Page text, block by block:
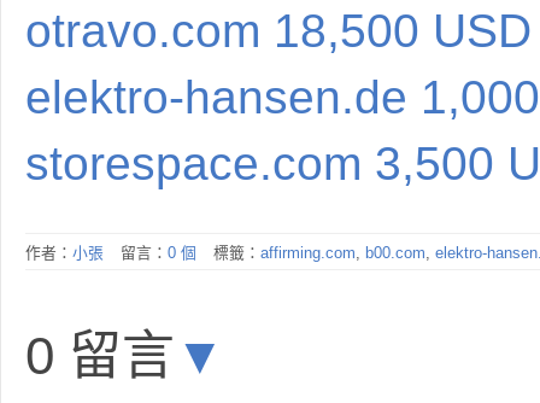
otravo.com 18,500 USD
elektro-hansen.de
storespace.com 3,500
作者： 小張 留言： 0 個 標籤： affirming.com, b00.com, elektro-
0 留言 ▼